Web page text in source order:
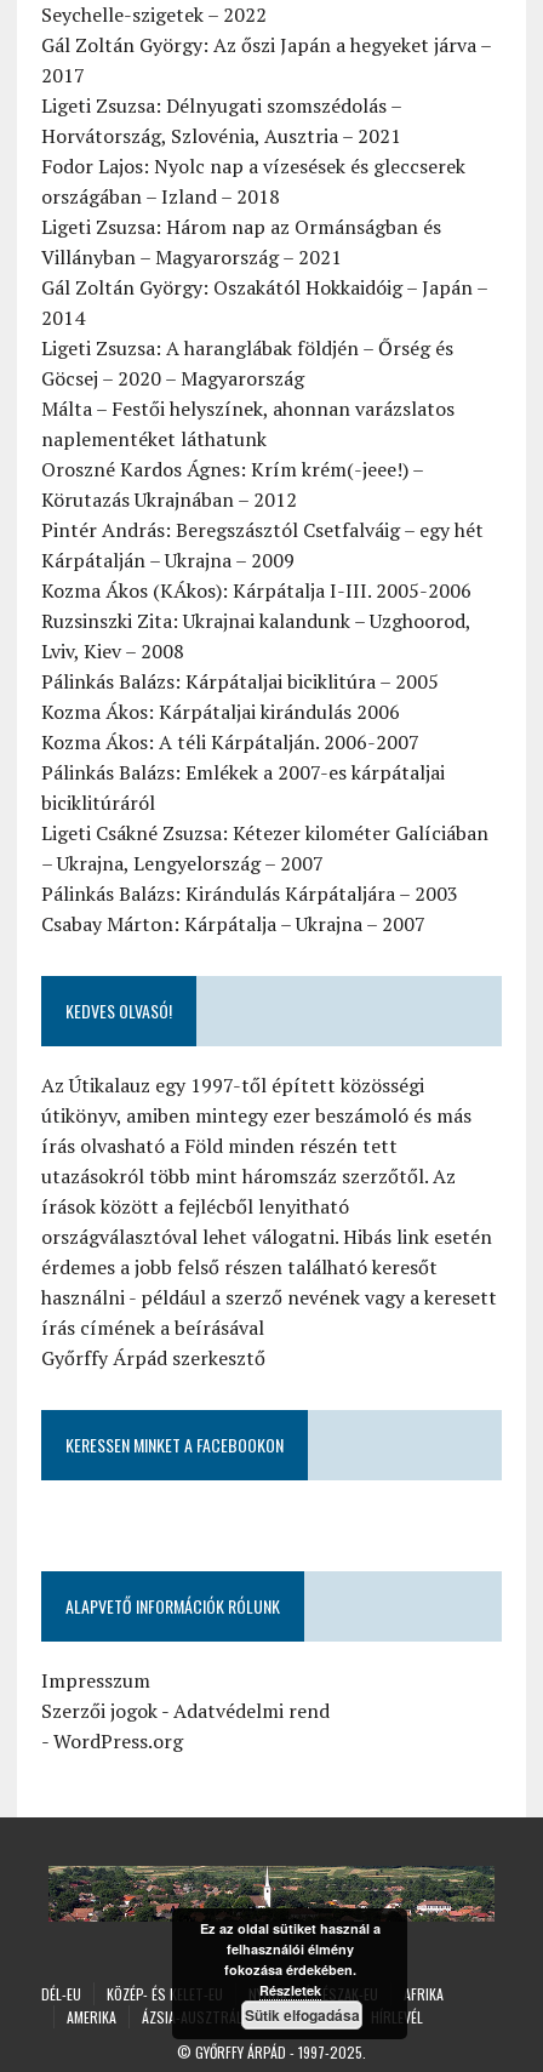
Seychelle-szigetek – 2022
Gál Zoltán György: Az őszi Japán a hegyeket járva –
2017
Ligeti Zsuzsa: Délnyugati szomszédolás –
Horvátország, Szlovénia, Ausztria – 2021
Fodor Lajos: Nyolc nap a vízesések és gleccserek
országában – Izland – 2018
Ligeti Zsuzsa: Három nap az Ormánságban és
Villányban – Magyarország – 2021
Gál Zoltán György: Oszakától Hokkaidóig – Japán –
2014
Ligeti Zsuzsa: A haranglábak földjén – Őrség és
Göcsej – 2020 – Magyarország
Málta – Festői helyszínek, ahonnan varázslatos
naplementéket láthatunk
Oroszné Kardos Ágnes: Krím krém(-jeee!) –
Körutazás Ukrajnában – 2012
Pintér András: Beregszásztól Csetfalváig – egy hét
Kárpátalján – Ukrajna – 2009
Kozma Ákos (KÁkos): Kárpátalja I-III. 2005-2006
Ruzsinszki Zita: Ukrajnai kalandunk – Uzghoorod,
Lviv, Kiev – 2008
Pálinkás Balázs: Kárpátaljai biciklitúra – 2005
Kozma Ákos: Kárpátaljai kirándulás 2006
Kozma Ákos: A téli Kárpátalján. 2006-2007
Pálinkás Balázs: Emlékek a 2007-es kárpátaljai
biciklitúráról
Ligeti Csákné Zsuzsa: Kétezer kilométer Galíciában
– Ukrajna, Lengyelország – 2007
Pálinkás Balázs: Kirándulás Kárpátaljára – 2003
Csabay Márton: Kárpátalja – Ukrajna – 2007
KEDVES OLVASÓ!
Az Útikalauz egy 1997-től épített közösségi
útikönyv, amiben mintegy ezer beszámoló és más
írás olvasható a Föld minden részén tett
utazásokról több mint háromszáz szerzőtől. Az
írások között a fejlécből lenyitható
országválasztóval lehet válogatni. Hibás link esetén
érdemes a jobb felső részen található keresőt
használni - például a szerző nevének vagy a keresett
írás címének a beírásával
Győrffy Árpád szerkesztő
KERESSEN MINKET A FACEBOOKON
ALAPVETŐ INFORMÁCIÓK RÓLUNK
Impresszum
Szerzői jogok-Adatvédelmi rend
-WordPress.org
DÉL-EU KÖZÉP- ÉS KELET-EU NYUGAT- ÉS ÉSZAK-EU
AFRIKA
AMERIKA
ÁZSIA-AUSZTRÁLIA ÁLTALÁNOS
HÍRLEVÉL
© GYŐRFFY ÁRPÁD - 1997-2025.
Ez az oldal sütiket használ a
felhasználói élmény
fokozása érdekében.
Részletek
Sütik elfogadása